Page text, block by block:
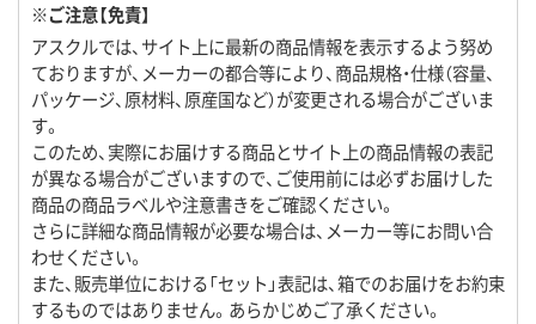
※ご注意【免責】
アスクルでは、サイト上に最新の商品情報を表示するよう努め
ておりますが、メーカーの都合等により、商品規格・仕様（容量、
パッケージ、原材料、原産国など）が変更される場合がございま
す。
このため、実際にお届けする商品とサイト上の商品情報の表記
が異なる場合がございますので、ご使用前には必ずお届けした
商品の商品ラベルや注意書きをご確認ください。
さらに詳細な商品情報が必要な場合は、メーカー等にお問い合
わせください。
また、販売単位における「セット」表記は、箱でのお届けをお約束
するものではありません。あらかじめご了承ください。